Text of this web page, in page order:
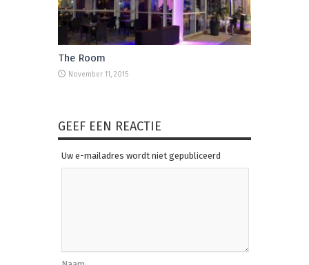
The Room
November 11, 2015
GEEF EEN REACTIE
Uw e-mailadres wordt niet gepubliceerd